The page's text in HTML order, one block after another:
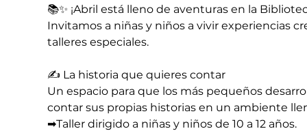
📚✨ ¡Abril está lleno de aventuras en la
Invitamos a niñas y niños a vivir experiencias
talleres especiales.
✍ La historia que quieres contar
Un espacio para que los más pequeños
contar sus propias historias en un ambiente
➡​Taller dirigido a niñas y niños de 10 a 12 años.